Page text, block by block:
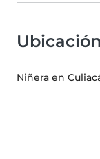
Ubicación
Niñera en